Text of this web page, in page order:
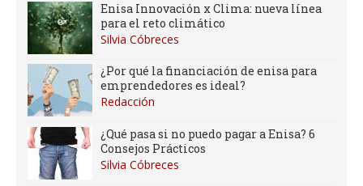
Enisa Innovación x Clima: nueva línea
para el reto climático
Silvia Cóbreces
¿Por qué la financiación de enisa para
emprendedores es ideal?
Redacción
¿Qué pasa si no puedo pagar a Enisa? 6
Consejos Prácticos
Silvia Cóbreces